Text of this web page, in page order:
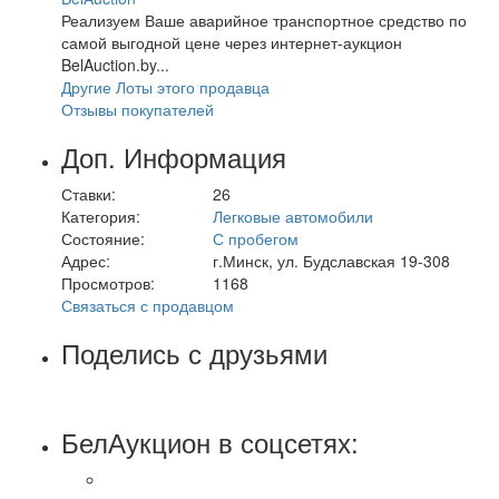
Реализуем Ваше аварийное транспортное средство по
самой выгодной цене через интернет-аукцион
BelAuction.by...
Другие Лоты этого продавца
Отзывы покупателей
Доп. Информация
Ставки:
26
Категория:
Легковые автомобили
Состояние:
С пробегом
Адрес:
г.Минск, ул. Будславская 19-308
Просмотров:
1168
Связаться с продавцом
Поделись с друзьями
БелАукцион в соцсетях: